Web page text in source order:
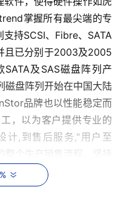
掌握所有最尖端的专
持SCSI、Fibre、SATA
且已分别于2003及2005
及SAS磁盘阵列产
盘阵列开始在中国大陆
品牌也以性能稳定而
，以为客户提供专业的
计,到售后服务,"用户至
个生产销售流程，坚持
展性的磁盘阵列。